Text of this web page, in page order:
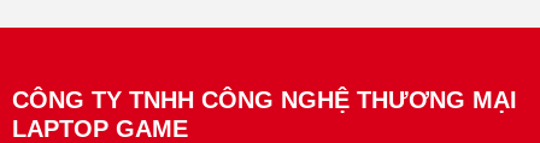
CÔNG TY TNHH CÔNG NGHỆ THƯƠNG MẠI
LAPTOP GAME